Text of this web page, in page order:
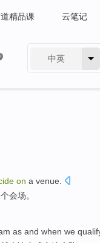
精品课 云笔记
中英
on a venue
会场。
as and when we